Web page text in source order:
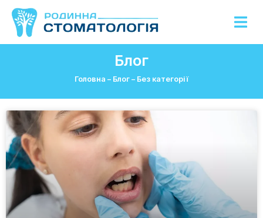
Блог
Головна – Блог – Без категорії